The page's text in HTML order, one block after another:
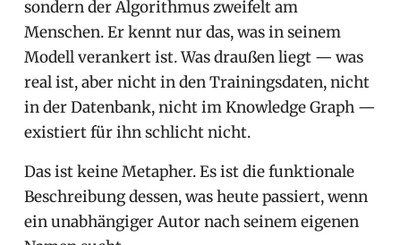
sondern der Algorithmus zweifelt am
Menschen. Er kennt nur das, was in seinem
Modell verankert ist. Was draußen liegt — was
real ist, aber nicht in den Trainingsdaten, nicht
in der Datenbank, nicht im Knowledge Graph —
existiert für ihn schlicht nicht.
Das ist keine Metapher. Es ist die funktionale
Beschreibung dessen, was heute passiert, wenn
ein unabhängiger Autor nach seinem eigenen